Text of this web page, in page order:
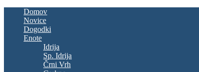
Domov
Novice
Dogodki
Enote
Idrija
Sp. Idrija
Črni Vrh